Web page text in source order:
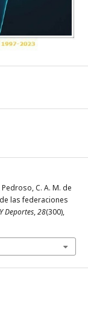
Pedroso, C. A. M. de
las federaciones
Deportes,28(300),